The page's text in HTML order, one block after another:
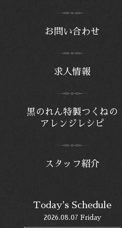
お問い合わせ
求人情報
黒のれん特製つくねの
アレンジレシピ
スタッフ紹介
Today's Schedule
2026.08.07 Friday